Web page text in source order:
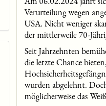
Verurteilung wegen
USA. Nicht weniger
der mittlerweile 70-
Seit Jahrzehnten
die letzte Chance
wurden abgelehnt.
möglicherweise das